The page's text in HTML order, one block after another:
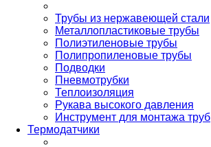
Трубы из нержавеющей стали
Металлопластиковые трубы
Полиэтиленовые трубы
Полипропиленовые трубы
Подводки
Пневмотрубки
Теплоизоляция
Рукава высокого давления
Инструмент для монтажа труб
Термодатчики